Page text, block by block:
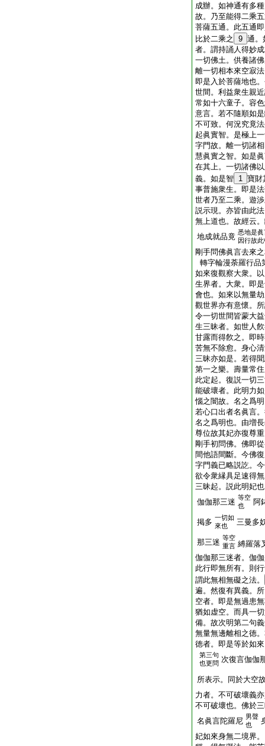
成辦。如神通有多
故。乃至能得二乘
菩薩五通。此五通
比於二乘之
9 通。
者。謂持誦人得妙
一切佛土。供養諸
離一切相本來空寂
即是入於菩薩地也
世間。利益衆生親
常如十六童子。容
意言。若不隨順如
不可致。何況究竟
起眞實智。是極上
字門故。離一切諸
慧眞實之智。如是
在其上。一切諸佛
義。如是智 1 寶財
事普施衆生。即是
世者乃至二乘。遊
説示現。亦皆由此
無上道也。故經云
地成就品竟 悉地是
因行故
剛手問佛眞言去來
轉字輪漫荼羅行品
如來復觀察大衆。
生界者。大衆。即
會也。如來以無量
觀世界亦有意懷。
令一切世間皆蒙大
生三昧者。如世人
甘露而得飮之。即
苦無不除愈。身心
三昧亦如是。若得
第一之樂。壽量常
此定起。復説一切
能破壞者。此明力
惱之闇故。名之爲
若心口出者名眞言
名之爲明也。由増
尊位故其妃亦復尊
剛手初問佛。佛即
間他語間斷。今佛
字門義已略説訖。
欲令衆縁具足速得
三昧起。説此明妃也
伽伽那三迷 等空
也
阿
掲多 一切如
來也
三曼多
那三迷 等空
重言 縛羅落
伽伽那三迷者。伽
此行即無所有。則
謂此無相無礙之法。
遍。然復有異義。
空者。即是無過患
猶如虚空。而具一
備。故次明第二句
無量無邊離相之徳
徳者。即是等於如
第三句
也更問 次復言伽伽
所表示。同於大空
力者。不可破壞義
不可破壞也。佛於
名眞言陀羅尼 男聲
也
妃如來身無二境界